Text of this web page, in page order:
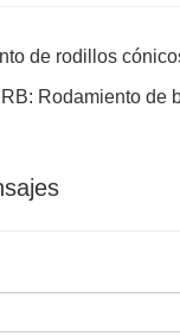
de rodillos
Rodamiento de